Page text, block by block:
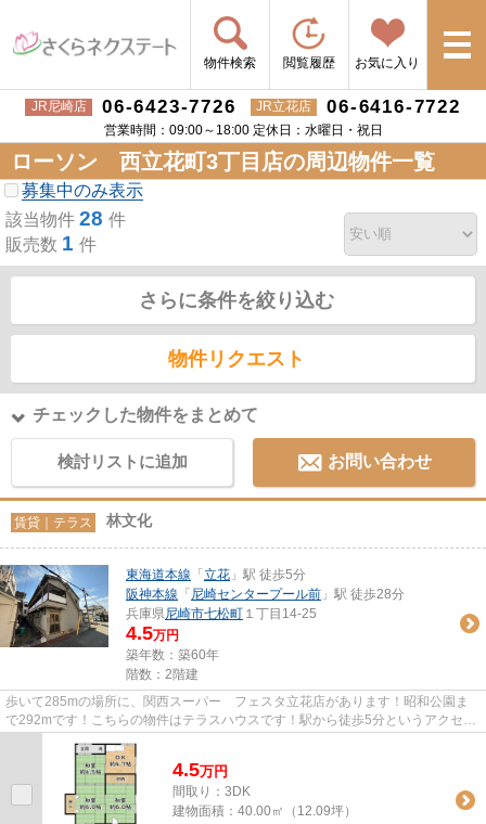
物件検索 閲覧履歴 お気に入り
JR尼崎店 06-6423-7726 JR立花店 06-6416-7722
営業時間：09:00～18:00 定休日：水曜日・祝日
ローソン 西立花町3丁目店の周辺物件一覧
募集中のみ表示
該当物件 28 件
販売数 1 件
さらに条件を絞り込む
物件リクエスト
チェックした物件をまとめて
検討リストに追加 お問い合わせ
賃貸｜テラス 林文化
東海道本線 「 立花 」駅 徒歩5分
阪神本線 「 尼崎センタープール前 」駅 徒歩28分
兵庫県尼崎市七松町 １丁目14-25
4.5万円
築年数：築60年
階数：2階建
歩いて285mの場所に、関西スーパー フェスタ立花店があります！昭和公園ま
で292mです！こちらの物件はテラスハウスです！駅から徒歩5分というアクセス
4.5万円
間取り：3DK
建物面積： 40.00㎡（12.09坪）